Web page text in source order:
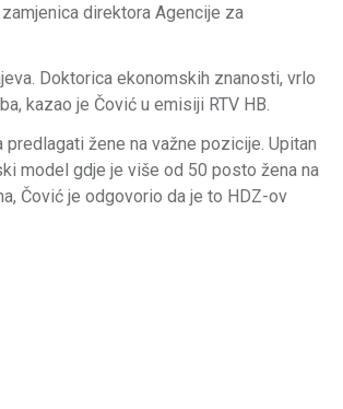
direktora Agencije za
Doktorica ekonomskih znanosti, vrlo
kazao je Čović u emisiji RTV HB.
predlagati žene na važne pozicije. Upitan
model gdje je više od 50 posto žena na
Čović je odgovorio da je to HDZ-ov